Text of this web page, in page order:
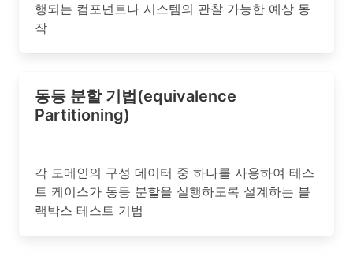
행되는 컴포넌트나 시스템의 관찰 가능한 예상 동
작
동등 분할 기법(equivalence
Partitioning)
각 도메인의 구성 데이터 중 하나를 사용하여 테스
트 케이스가 동등 분할을 실행하도록 설계하는 블
랙박스 테스트 기법